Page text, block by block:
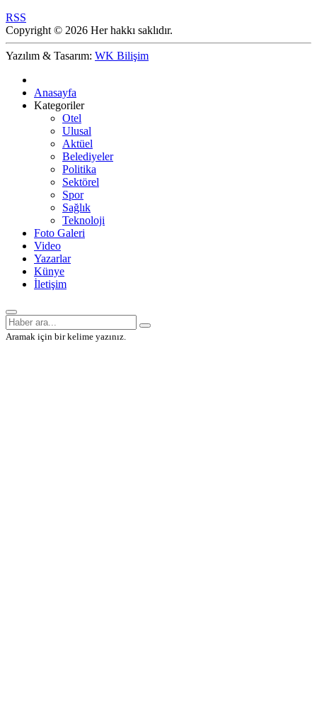
RSS
Copyright © 2026 Her hakkı saklıdır.
Yazılım & Tasarım: WK Bilişim
Anasayfa
Kategoriler
Otel
Ulusal
Aktüel
Belediyeler
Politika
Sektörel
Spor
Sağlık
Teknoloji
Foto Galeri
Video
Yazarlar
Künye
İletişim
Aramak için bir kelime yazınız.